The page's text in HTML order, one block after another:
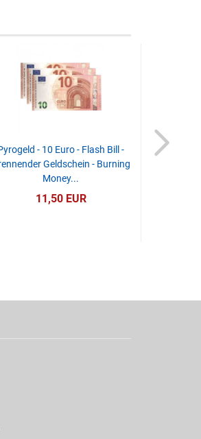
- 10 Euro - Flash Bill -
Geldschein - Burning
Money...
11,50 EUR
Pyrogeld